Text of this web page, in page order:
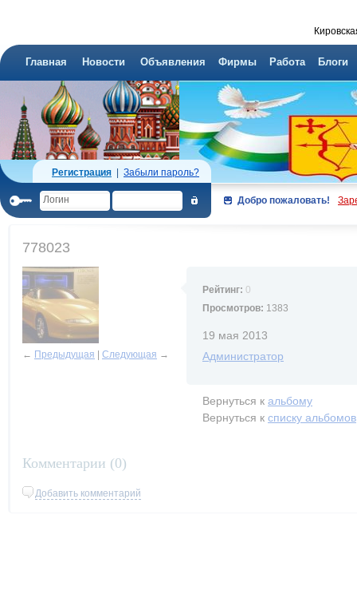
Главная Новости Объявления Фирмы Работа Блоги
Регистрация Забыли пароль?
Добро пожаловать!
778023
← Предыдущая Следующая →
Рейтинг: 0
Просмотров: 1383
19 мая 2013
Администратор
Вернуться к альбому
Вернуться к списку альбомов
Комментарии (0)
Добавить комментарий